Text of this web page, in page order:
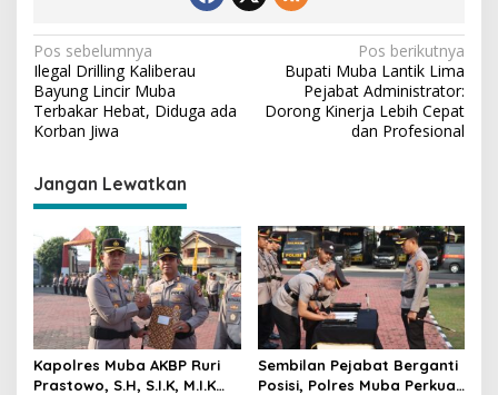
N
a
v
g
a
s
i
p
o
s
Pos sebelumnya
Ilegal Drilling Kaliberau
Bayung Lincir Muba
Terbakar Hebat, Diduga ada
Korban Jiwa
Pos berikutnya
Bupati Muba Lantik Lima
Pejabat Administrator:
Dorong Kinerja Lebih Cepat
dan Profesional
Jangan Lewatkan
Kapolres Muba AKBP Ruri
Prastowo, S.H, S.I.K, M.I.K
Sembilan Pejabat Berganti
Posisi, Polres Muba Perkuat